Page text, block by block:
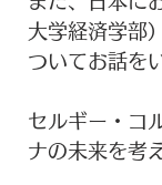
大学経済学部
ついてお話を
セルギー・コ
ナの未来を考